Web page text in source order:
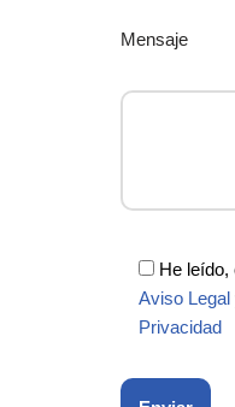
Mensaje
He leído,
Aviso Legal
Privacidad